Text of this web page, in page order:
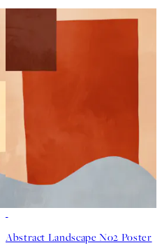
Abstract Landscape No2 Poster